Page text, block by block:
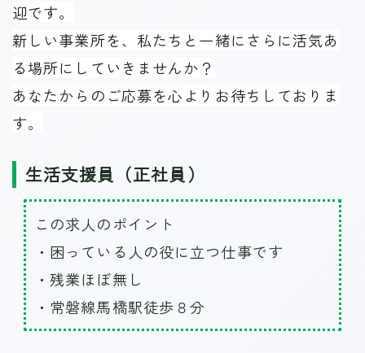
迎です。
新しい事業所を、私たちと一緒にさらに活気あ
る場所にしていきませんか？
あなたからのご応募を心よりお待ちしておりま
す。
生活支援員（正社員）
この求人のポイント
・困っている人の役に立つ仕事です
・残業ほぼ無し
・常磐線馬橋駅徒歩８分